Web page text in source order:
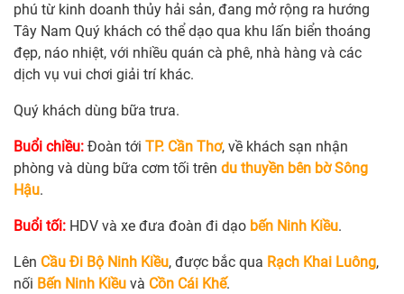
phú từ kinh doanh thủy hải sản, đang mở rộng ra hướng
Tây Nam Quý khách có thể dạo qua khu lấn biển thoáng
đẹp, náo nhiệt, với nhiều quán cà phê, nhà hàng và các
dịch vụ vui chơi giải trí khác.
Quý khách dùng bữa trưa.
Buổi chiều: Đoàn tới TP. Cần Thơ, về khách sạn nhận
phòng và dùng bữa cơm tối trên du thuyền bên bờ Sông
Hậu.
Buổi tối: HDV và xe đưa đoàn đi dạo bến Ninh Kiều.
Lên Cầu Đi Bộ Ninh Kiều, được bắc qua Rạch Khai Luông,
nối Bến Ninh Kiều và Cồn Cái Khế.